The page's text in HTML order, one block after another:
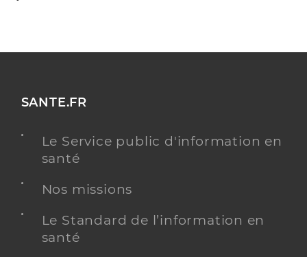
SANTE.FR
Le Service public d'information en
santé
Nos missions
Le Standard de l’information en
santé